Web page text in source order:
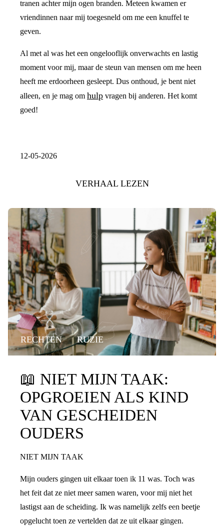
tranen achter mijn ogen branden. Meteen kwamen er
vriendinnen naar mij toegesneld om me een knuffel te
geven.
Al met al was het een ongelooflijk onverwachts en lastig
moment voor mij, maar de steun van mensen om me heen
heeft me erdoorheen gesleept. Dus onthoud, je bent niet
alleen, en je mag om hulp vragen bij anderen. Het komt
goed!
12-05-2026
VERHAAL LEZEN
RECHTEN RUZIE
📖 NIET MIJN TAAK:
OPGROEIEN ALS KIND
VAN GESCHEIDEN
OUDERS
NIET MIJN TAAK
Mijn ouders gingen uit elkaar toen ik 11 was. Toch was
het feit dat ze niet meer samen waren, voor mij niet het
lastigst aan de scheiding. Ik was namelijk zelfs een beetje
opgelucht toen ze vertelden dat ze uit elkaar gingen.